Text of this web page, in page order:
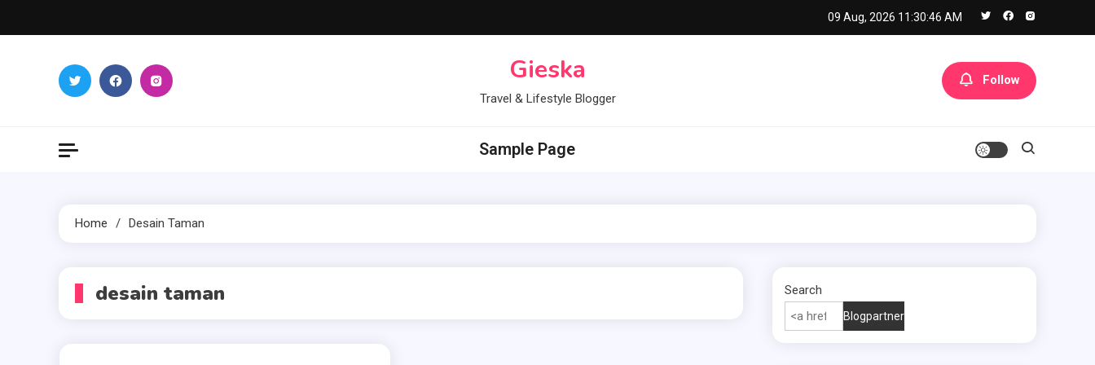
to
09 Aug, 2026 11:30:47 AM
Gieska
Travel & Lifestyle Blogger
Follow
Sample Page
Home Desain Taman
desain taman Search
Blogpartner